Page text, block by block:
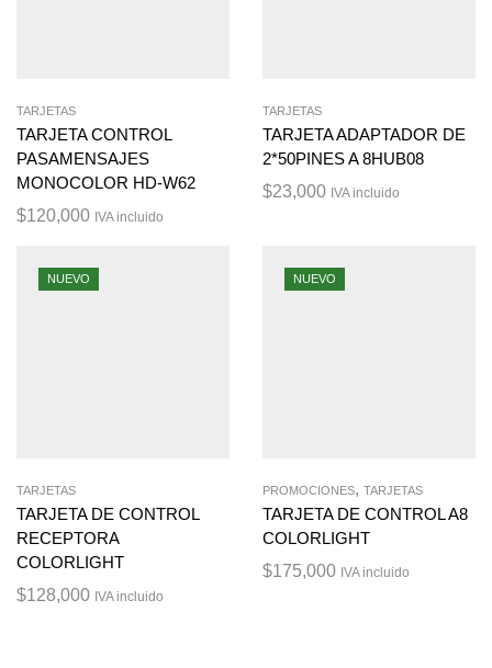
TARJETAS
TARJETA CONTROL
PASAMENSAJES
MONOCOLOR HD-W62
$120,000 IVA incluido
TARJETAS
TARJETA ADAPTADOR DE
2*50PINES A 8HUB08
$23,000 IVA incluido
NUEVO
TARJETAS
TARJETA DE CONTROL
RECEPTORA
COLORLIGHT
$128,000 IVA incluido
NUEVO
PROMOCIONES, TARJETAS
TARJETA DE CONTROL A8
COLORLIGHT
$175,000 IVA incluido